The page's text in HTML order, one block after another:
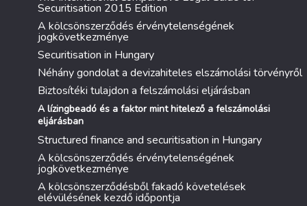
Securitisation 2015 Edition
A kölcsönszerződés érvénytelenségének
jogkövetkezménye
Securitisation in Hungary
Néhány gondolat a devizahiteles elszámolási törvényről
Biztosítéki tulajdon a felszámolási eljárásban
A lízingbeadó és a faktor mint hitelező a felszámolási
eljárásban
Structured finance and securitisation in Hungary
A kölcsönszerződés érvénytelenségének
jogkövetkezménye
A kölcsönszerződésből fakadó követelések
elévülésének kezdő időpontja